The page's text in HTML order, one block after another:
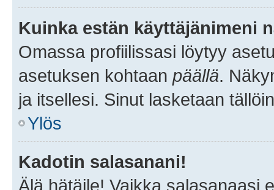
Kuinka estän käyttäjänimeni
Omassa profiilissasi löytyy
asetuksen kohtaan päällä.
ja itsellesi. Sinut lasketaan
Ylös
Kadotin salasanani!
Älä hätäile! Vaikka salasanaasi